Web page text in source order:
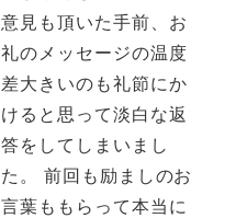
意見も頂いた手前、お
礼のメッセージの温度
差大きいのも礼節にか
けると思って淡白な返
答をしてしまいまし
た。 前回も励ましのお
言葉ももらって本当に